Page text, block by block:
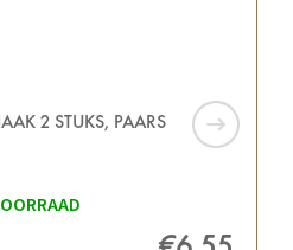
2 STUKS, PAARS